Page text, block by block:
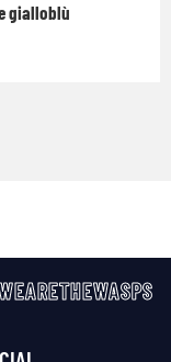
gialloblù